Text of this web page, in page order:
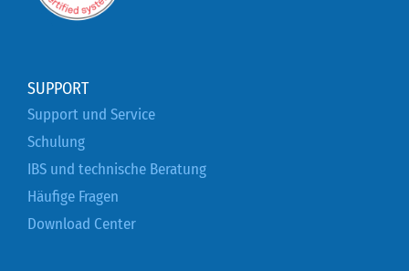
SUPPORT
Support und Service
Schulung
IBS und technische Beratung
Häufige Fragen
Download Center